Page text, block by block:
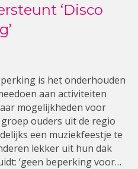
‘Disco
is het onderhouden
aan activiteiten
mogelijkheden voor
ouders uit de regio
een muziekfeestje te
lekker uit hun dak
‘geen beperking voor…